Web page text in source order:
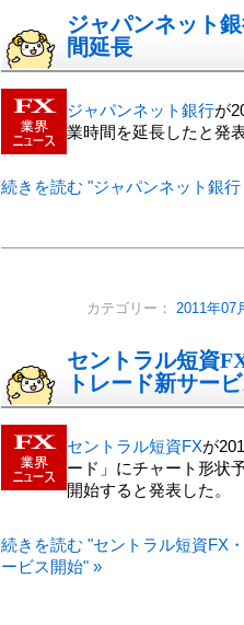
ジャパンネット
間延長
ジャパンネット銀行が
業時間を延長したと発
続きを読む "ジャパンネット銀
カテゴリー： 2011年07
セントラル短資
トレード新サー
セントラル短資FXが
ード」にチャート形状
開始すると発表した。
続きを読む "セントラル短資FX
ービス開始" »